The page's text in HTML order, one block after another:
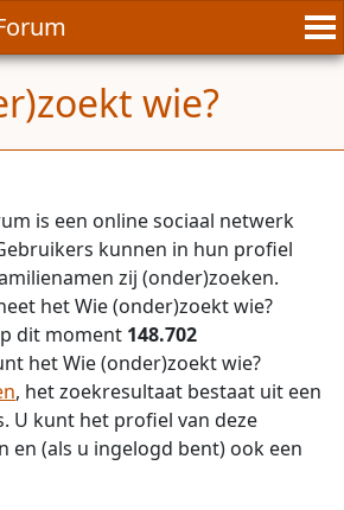
wie?
is een online sociaal netwerk
kunnen in hun profiel
zij (onder)zoeken.
het Wie (onder)zoekt wie?
dit moment 148.702
het Wie (onder)zoekt wie?
, het zoekresultaat bestaat uit een
U kunt het profiel van deze
en (als u ingelogd bent) ook een